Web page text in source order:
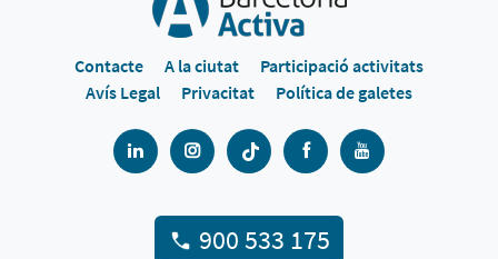
Contacte A la ciutat
Participació activitats
Avís Legal
Privacitat Política de galetes
900 533 175